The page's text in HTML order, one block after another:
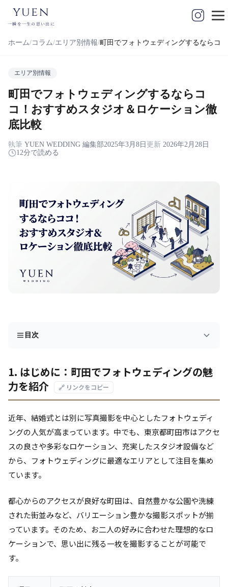
yuen
一瞬を一生の思い出に
ホーム コラム エリア別情報 町田でフォトウェディングするならコ
エリア別情報
町田でフォトウェディングするならコ
コ！おすすめスタジオ＆ロケーション徹
底比較
執筆 YUEN WEDDING 編集部2025年3月8日 更新 2026年2月28日
12分で読める
目次
1. はじめに：町田でフォトウェディングの魅
力を紹介
🔗 リンクをコピー
近年、結婚式とは別に写真撮影を中心としたフォトウェディ
ングの人気が高まっています。中でも、東京都町田市はアクセ
スの良さや多彩なロケーション、充実したスタジオ設備など
から、フォトウェディングに最適なエリアとして注目を集め
ています。
都心からのアクセスが良好な町田は、自然豊かな公園や洗練
された街並みなど、バリエーション豊かな撮影スポットが揃
っています。そのため、お二人の好みに合わせた理想的なロ
ケーションで、思い出に残る一枚を撮影することが可能で
す。